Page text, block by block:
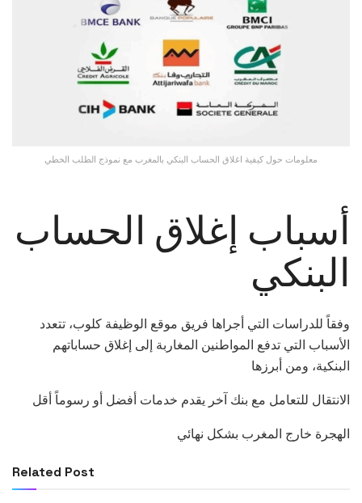
معلومات حول كيفية اغلاق الحساب البنكي بالمغرب مع نموذج الطلب الخطي
أسباب إغلاق الحساب
البنكي
وفقاً للدراسات التي أجراها فريق موقع الوظيفة كلوب، تتعدد
الأسباب التي تدفع المواطنين المغاربة إلى إغلاق حساباتهم
البنكية، ومن أبرزها
الانتقال للتعامل مع بنك آخر يقدم خدمات أفضل أو رسوماً أقل
الهجرة خارج المغرب بشكل نهائي
Related Post